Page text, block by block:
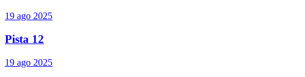
19 ago 2025
Pista 12
19 ago 2025